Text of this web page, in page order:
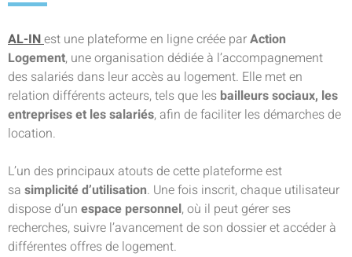
AL-INest une plateforme en ligne créée parAction
Logement, une organisation dédiée à l’accompagnement
des salariés dans leur accès au logement. Elle met en
relation différents acteurs, tels que les bailleurs sociaux, les
entreprises et les salariés, afin de faciliter les démarches de
location.
L’un des principaux atouts de cette plateforme est
sa simplicité d’utilisation. Une fois inscrit, chaque utilisateur
dispose d’un espace personnel, où il peut gérer ses
recherches, suivre l’avancement de son dossier et accéder à
différentes offres de logement.